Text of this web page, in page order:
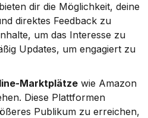
dir die Möglichkeit, deine
direktes Feedback zu
um das Interesse zu
Updates, um engagiert zu
Marktplätze wie Amazon
Diese Plattformen
Publikum zu erreichen,